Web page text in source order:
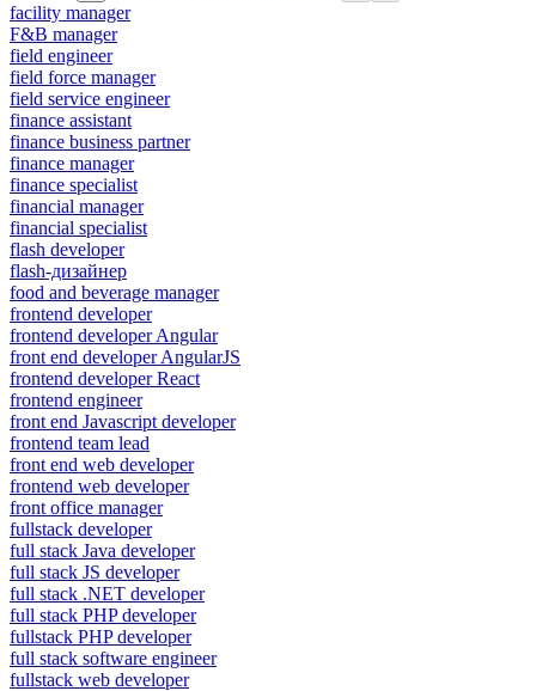
facility manager
F&B manager
field engineer
field force manager
field service engineer
finance assistant
finance business partner
finance manager
finance specialist
financial manager
financial specialist
flash developer
flash-дизайнер
food and beverage manager
frontend developer
frontend developer Angular
front end developer AngularJS
frontend developer React
frontend engineer
front end Javascript developer
frontend team lead
front end web developer
frontend web developer
front office manager
fullstack developer
full stack Java developer
full stack JS developer
full stack .NET developer
full stack PHP developer
fullstack PHP developer
full stack software engineer
fullstack web developer